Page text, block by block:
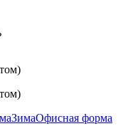
ЗимаОфисная форма